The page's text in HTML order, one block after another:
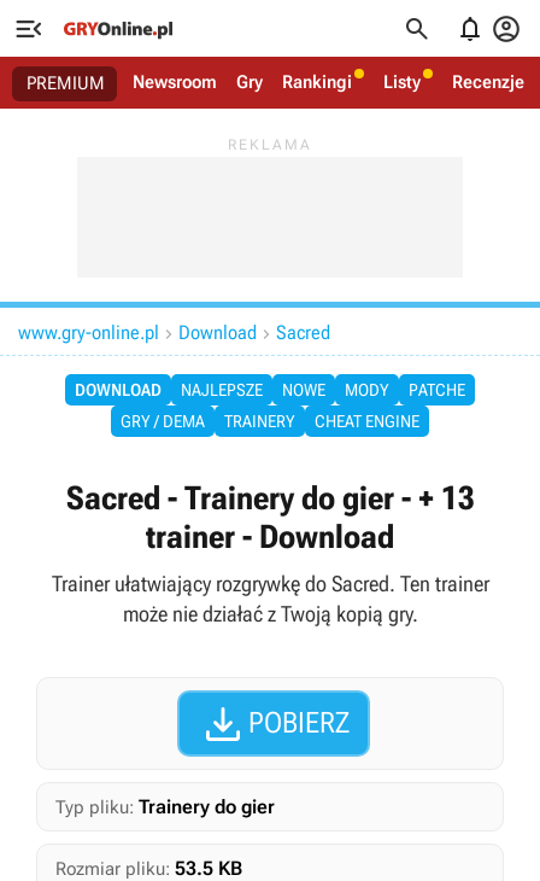
   
PREMIUM Newsroom Gry Rankingi Listy Recenzje
www.gry-online.pl  Download  Sacred
DOWNLOAD NAJLEPSZE NOWE MODY
PATCHE
GRY / DEMA
TRAINERY CHEAT ENGINE
Sacred - Trainery do gier - + 13
trainer - Download
Trainer ułatwiający rozgrywkę do Sacred. Ten trainer
może nie działać z Twoją kopią gry.
 POBIERZ
Typ pliku: Trainery do gier
Rozmiar pliku: 53.5 KB